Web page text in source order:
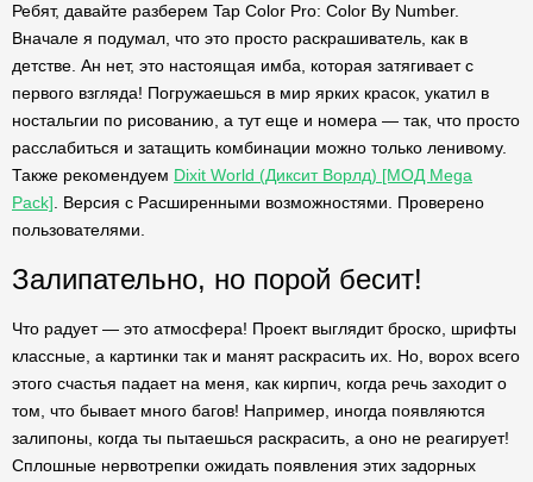
Ребят, давайте разберем Tap Color Pro: Color By Number.
Вначале я подумал, что это просто раскрашиватель, как в
детстве. Ан нет, это настоящая имба, которая затягивает с
первого взгляда! Погружаешься в мир ярких красок, укатил в
ностальгии по рисованию, а тут еще и номера — так, что просто
расслабиться и затащить комбинации можно только ленивому.
Также рекомендуем Dixit World (Диксит Ворлд) [МОД Mega
Pack] . Версия с Расширенными возможностями. Проверено
пользователями.
Залипательно, но порой бесит!
Что радует — это атмосфера! Проект выглядит броско, шрифты
классные, а картинки так и манят раскрасить их. Но, ворох всего
этого счастья падает на меня, как кирпич, когда речь заходит о
том, что бывает много багов! Например, иногда появляются
залипоны, когда ты пытаешься раскрасить, а оно не реагирует!
Сплошные нервотрепки ожидать появления этих задорных